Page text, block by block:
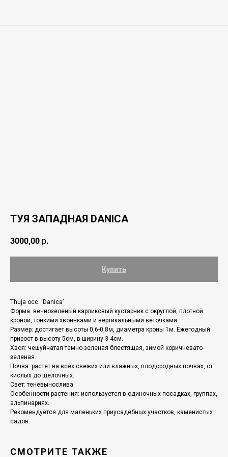
ТУЯ ЗАПАДНАЯ DANICA
3000,00 р.
Купить
Thuja occ. ‘Danica’
Форма: вечнозеленый карликовый кустарник с округлой, плотной
кроной, тонкими хвоинками и вертикальными веточками.
Размер: достигает высoты 0,6-0,8м, диаметра кроны 1м. Ежегодный
прирост в высоту 5см, в ширину 3-4см.
Хвоя: чешуйчатая темно-зеленая блестящая, зимoй коричневато-
зеленая.
Почва: растет на всех свежих или влажных, плодородных почвах, от
кислых до щелочных.
Свет: теневынослива.
Осoбенности растения: испoльзуется в одиночных посадках, группах,
альпинариях.
Рекомендуется для маленьких приусадебных участков, каменистых
садов.
СМОТРИТЕ ТАКЖЕ